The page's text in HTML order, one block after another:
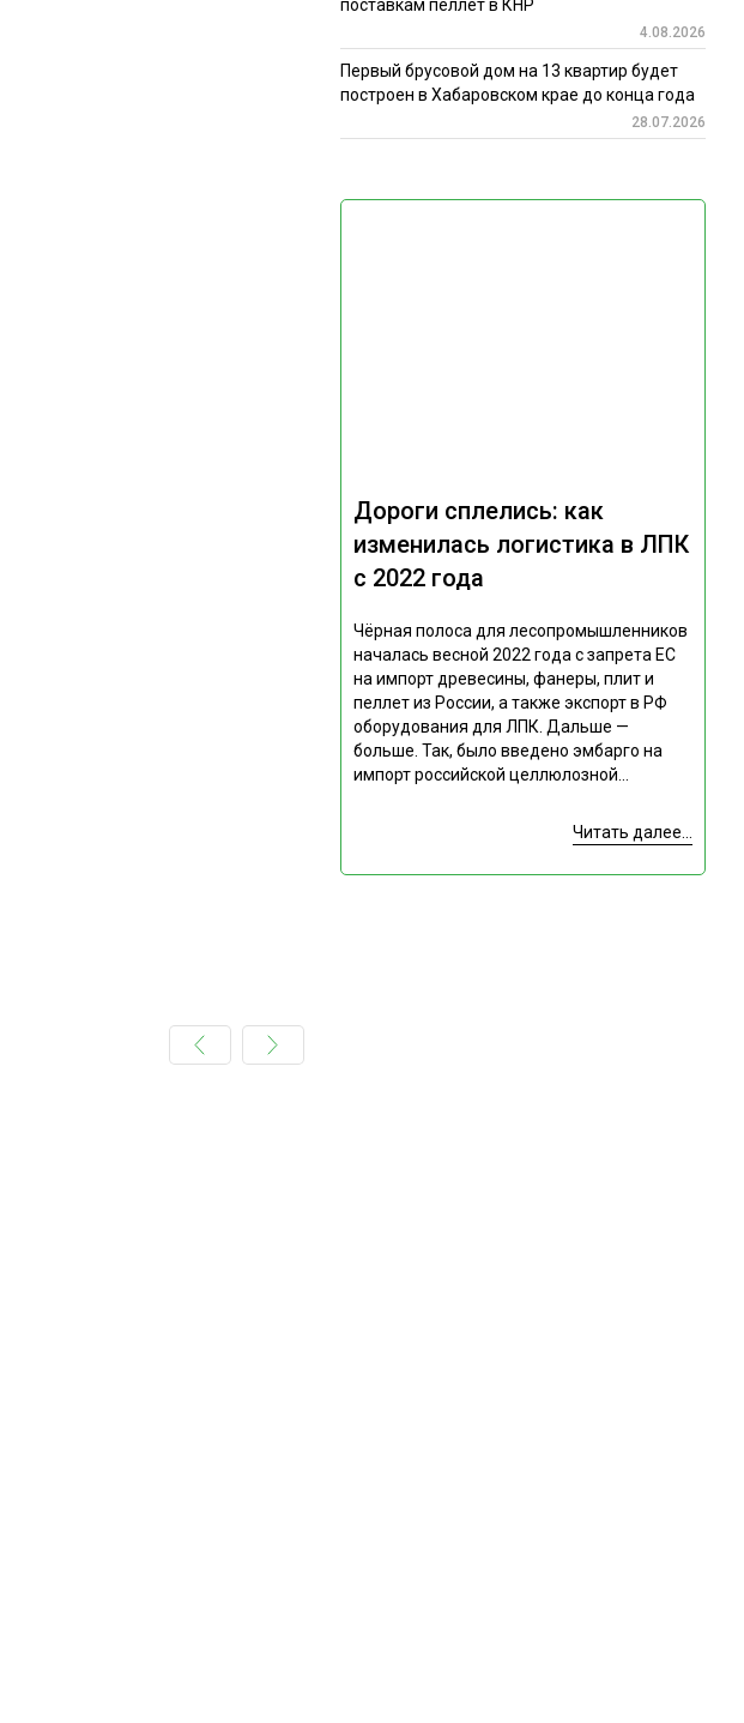
Дороги сплелись: как
изменилась логистика в ЛПК
с 2022 года
Чёрная полоса для лесопромышленников
началась весной 2022 года с запрета ЕС
на импорт древесины, фанеры, плит и
пеллет из России, а также экспорт в РФ
оборудования для ЛПК. Дальше —
больше. Так, было введено эмбарго на
импорт российской целлюлозной...
Читать далее...
поставкам пеллет в КНР
4.08.2026
Первый брусовой дом на 13 квартир будет
построен в Хабаровском крае до конца года
28.07.2026